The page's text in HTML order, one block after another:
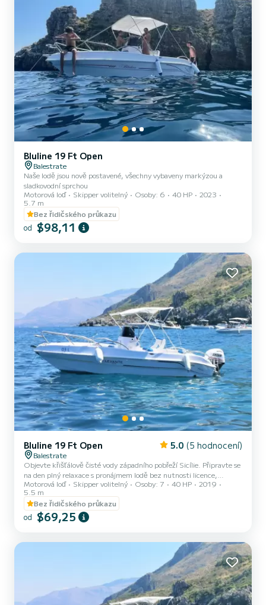
Bluline 19 Ft Open
Balestrate
Naše lodě jsou nově postavené, všechny vybaveny markýzou a
sladkovodní sprchou
Motorová loď
Skipper volitelný Osoby: 6 40 HP
2023
5.7 m
Bez řidičského průkazu
od $98,11
Bluline 19 Ft Open 5.0 (5 hodnocení)
Balestrate
Objevte křišťálově čisté vody západního pobřeží Sicílie. Připravte se
na den plný relaxace s pronájmem lodě bez nutnosti licence,
vyrazte z přístavu Balestrate. Perfektní pro výlet s rodinou nebo s
přáteli, tato loď vám umožní objevit nádherné západní pobřeží
Sicílie s křišťálově čistými vodami, dechberoucími výhledy a
spoustou slunce. Nepropásněte toto nezapomenutelné výlet:
Objevte nádherné pobřeží Castellammare del Golfo s malebnou
Motorová loď Skipper volitelný Osoby: 7 40 HP
2019
5.5 m
Bez řidičského průkazu
od $69,25